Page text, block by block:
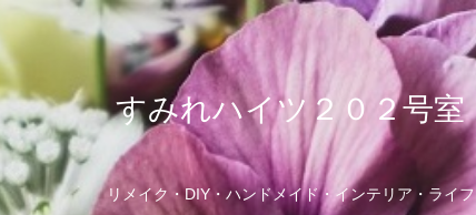
すみれハイツ２０２号室
リメイク・DIY・ハンドメイド・インテリア・ライフ